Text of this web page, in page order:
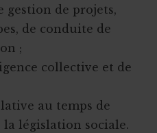
gestion de projets,
de conduite de
;
collective et de
au temps de
la législation sociale.